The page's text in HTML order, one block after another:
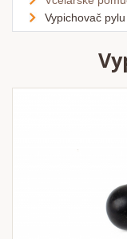
Vypichovač pylu